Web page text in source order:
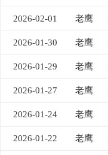
2026-02-01 老鹰
2026-01-30 老鹰
2026-01-29 老鹰
2026-01-27 老鹰
2026-01-24 老鹰
2026-01-22 老鹰